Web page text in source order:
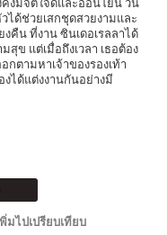
ได้ช่วยเสกชุดสวยงามและ
คืน ที่งาน ซินเดอเรลลาได้
ข แต่เมื่อถึงเวลา เธอต้อง
กตามหาเจ้าของรองเท้า
ได้แต่งงานกันอย่างมี
พิ่มไปเปรียบเทียบ